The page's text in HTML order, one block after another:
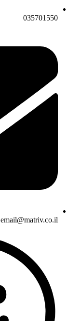
035701550
email@matriv.co.il